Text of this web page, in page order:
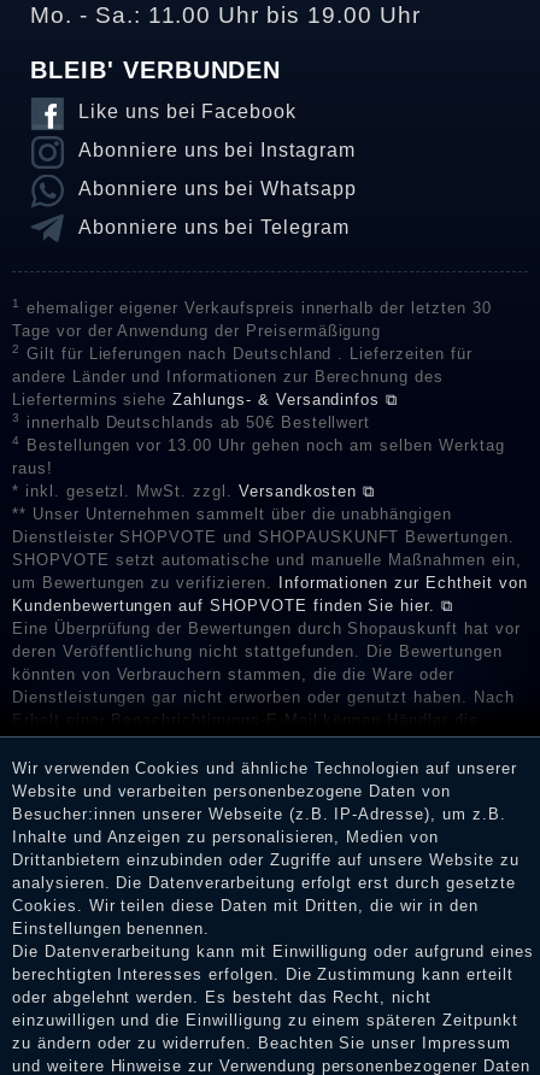
Mo. - Sa.: 11.00 Uhr bis 19.00 Uhr
BLEIB' VERBUNDEN
Like uns bei Facebook
Abonniere uns bei Instagram
Abonniere uns bei Whatsapp
Abonniere uns bei Telegram
1
ehemaliger eigener Verkaufspreis innerhalb der letzten 30
Tage vor der Anwendung der Preisermäßigung
2
Gilt für Lieferungen nach Deutschland . Lieferzeiten für
andere Länder und Informationen zur Berechnung des
Liefertermins sieheZahlungs- & Versandinfos ⧉
3 innerhalb Deutschlands ab 50€ Bestellwert
4
Bestellungen vor 13.00 Uhr gehen noch am selben Werktag
raus!
* inkl. gesetzl. MwSt. zzgl. Versandkosten ⧉
** Unser Unternehmen sammelt über die unabhängigen
Dienstleister SHOPVOTE und SHOPAUSKUNFT Bewertungen.
SHOPVOTE setzt automatische und manuelle Maßnahmen ein,
um Bewertungen zu verifizieren.
Informationen zur Echtheit von
Kundenbewertungen auf SHOPVOTE finden Sie hier. ⧉
Eine Überprüfung der Bewertungen durch Shopauskunft hat vor
deren Veröffentlichung nicht stattgefunden. Die Bewertungen
könnten von Verbrauchern stammen, die die Ware oder
Dienstleistungen gar nicht erworben oder genutzt haben. Nach
Erhalt einer Benachrichtigungs-E-Mail können Händler die
Bewertungen verifizieren und über die erfolgte Verifizierung im
Shop informieren.
Impressum
Daten­schutz­erklärung
AGB
Wir verwenden Cookies und ähnliche Technologien auf unserer
Website und verarbeiten personenbezogene Daten von
Besucher:innen unserer Webseite (z.B. IP-Adresse), um z.B.
Inhalte und Anzeigen zu personalisieren, Medien von
Drittanbietern einzubinden oder Zugriffe auf unsere Website zu
analysieren. Die Datenverarbeitung erfolgt erst durch gesetzte
Cookies. Wir teilen diese Daten mit Dritten, die wir in den
Einstellungen benennen.
Die Datenverarbeitung kann mit Einwilligung oder aufgrund eines
berechtigten Interesses erfolgen. Die Zustimmung kann erteilt
oder abgelehnt werden. Es besteht das Recht, nicht
einzuwilligen und die Einwilligung zu einem späteren Zeitpunkt
zu ändern oder zu widerrufen. Beachten Sie unser
Impressum
und weitere Hinweise zur Verwendung personenbezogener Daten